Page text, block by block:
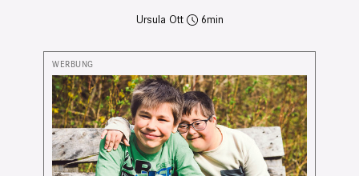
Ursula Ott 6